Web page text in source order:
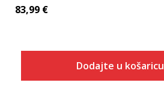
83,99 €
Dodajte u košaricu